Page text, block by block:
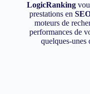
LogicRanking
prestations en
moteurs de
performances de
quelques-unes